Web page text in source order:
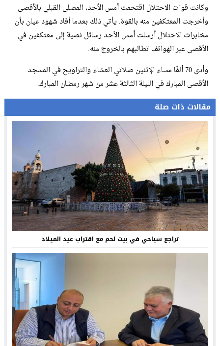
وكانت قوات الاحتلال اقتحمت أمس الأحد، المصلى القبلي بالأقصى
وأخرجت المعتكفين منه بالقوة. يأتي ذلك بعدما أفاد شهود عيان بأن
مخابرات الاحتلال أرسلت أمس الأحد رسائل نصية إلى معتكفين في
الأقصى عبر الهواتف تطالبهم بالخروج منه.
وأدى 70 ألفًا مساء الإثنين صلاتي العشاء والتراويح في المسجد
الأقصى المبارك في الليلة الثالثة عشر من شهر رمضان المبارك.
مقالات ذات صلة
تراجع سياحي في بيت لحم مع اقتراب عيد الميلاد